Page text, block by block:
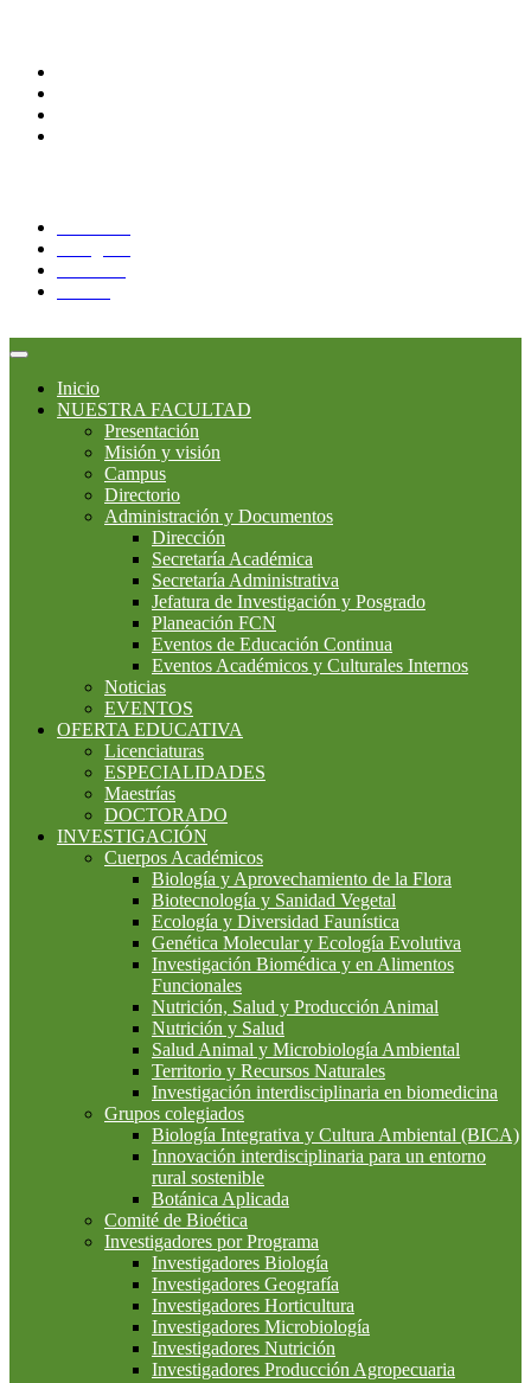
Inicio
NUESTRA FACULTAD
Presentación
Misión y visión
Campus
Directorio
Administración y Documentos
Dirección
Secretaría Académica
Secretaría Administrativa
Jefatura de Investigación y Posgrado
Planeación FCN
Eventos de Educación Continua
Eventos Académicos y Culturales Internos
Noticias
EVENTOS
OFERTA EDUCATIVA
Licenciaturas
ESPECIALIDADES
Maestrías
DOCTORADO
INVESTIGACIÓN
Cuerpos Académicos
Biología y Aprovechamiento de la Flora
Biotecnología y Sanidad Vegetal
Ecología y Diversidad Faunística
Genética Molecular y Ecología Evolutiva
Investigación Biomédica y en Alimentos
Funcionales
Nutrición, Salud y Producción Animal
Nutrición y Salud
Salud Animal y Microbiología Ambiental
Territorio y Recursos Naturales
Investigación interdisciplinaria en biomedicina
Grupos colegiados
Biología Integrativa y Cultura Ambiental (BICA)
Innovación interdisciplinaria para un entorno
rural sostenible
Botánica Aplicada
Comité de Bioética
Investigadores por Programa
Investigadores Biología
Investigadores Geografía
Investigadores Horticultura
Investigadores Microbiología
Investigadores Nutrición
Investigadores Producción Agropecuaria